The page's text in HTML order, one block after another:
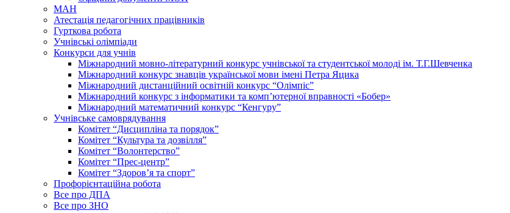
МАН
Атестація педагогічних працівників
Гурткова робота
Учнівські олімпіади
Конкурси для учнів
Мiжнародний мовно-літературний конкурс учнiвської та студентської молодi iм. Т.Г.Шевченка
Міжнародний конкурс знавців української мови імені Петра Яцика
Міжнародний дистанційний освітній конкурс “Олімпіс”
Міжнародний конкурс з інформатики та комп’ютерної вправності «Бобер»
Міжнародний математичний конкурс “Кенгуру”
Учнівське самоврядування
Комітет “Дисципліна та порядок”
Комітет “Культура та дозвілля”
Комітет “Волонтерство”
Комітет “Прес-центр”
Комітет “Здоров’я та спорт”
Профорієнтаційна робота
Все про ДПА
Все про ЗНО